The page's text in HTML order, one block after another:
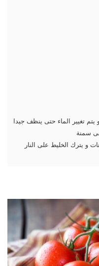
تغيير الماء حتى ينظف جيدا
سمنة
و يترك الخليط على النار